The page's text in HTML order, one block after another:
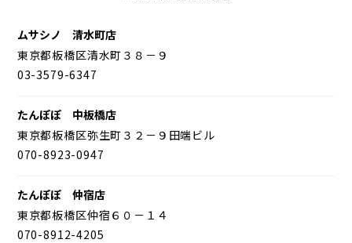
ムサシノ 清水町店
東京都板橋区清水町３８－９
03-3579-6347
たんぽぽ 中板橋店
東京都板橋区弥生町３２－９田端ビル
070-8923-0947
たんぽぽ 仲宿店
東京都板橋区仲宿６０－１４
070-8912-4205